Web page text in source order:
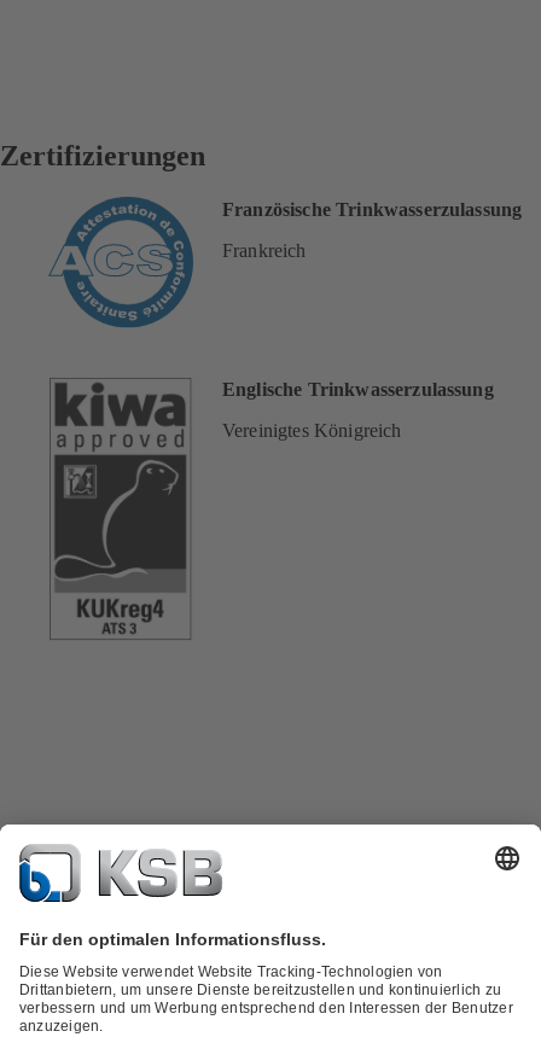
Zertifizierungen
Französische Trinkwasserzulassung
Frankreich
Englische Trinkwasserzulassung
Vereinigtes Königreich